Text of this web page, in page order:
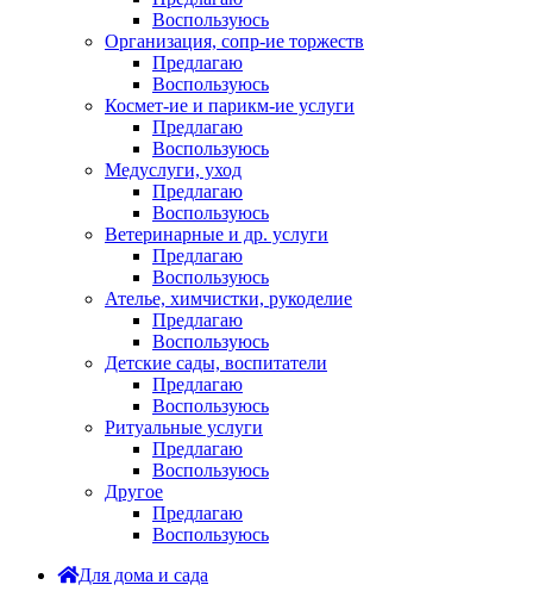
Воспользуюсь
Организация, сопр-ие торжеств
Предлагаю
Воспользуюсь
Космет-ие и парикм-ие услуги
Предлагаю
Воспользуюсь
Медуслуги, уход
Предлагаю
Воспользуюсь
Ветеринарные и др. услуги
Предлагаю
Воспользуюсь
Ателье, химчистки, рукоделие
Предлагаю
Воспользуюсь
Детские сады, воспитатели
Предлагаю
Воспользуюсь
Ритуальные услуги
Предлагаю
Воспользуюсь
Другое
Предлагаю
Воспользуюсь
Для дома и сада